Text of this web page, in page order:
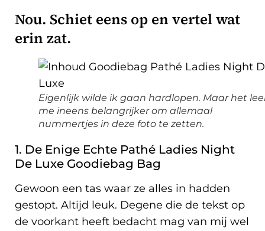
Nou. Schiet eens op en vertel wat
erin zat.
Eigenlijk wilde ik gaan hardlopen. Maar het
me ineens belangrijker om allemaal
nummertjes in deze foto te zetten.
1. De Enige Echte Pathé Ladies Night
De Luxe Goodiebag Bag
Gewoon een tas waar ze alles in hadden
gestopt. Altijd leuk. Degene die de tekst op
de voorkant heeft bedacht mag van mij wel